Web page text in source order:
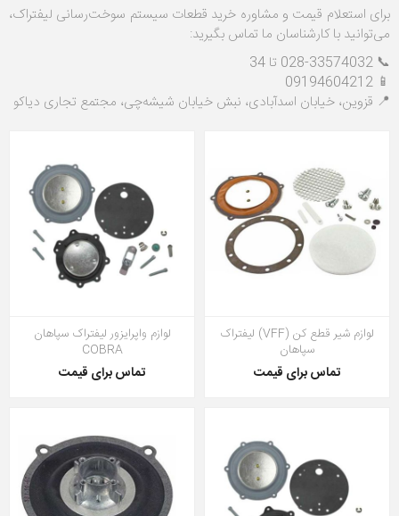
برای استعلام قیمت و مشاوره خرید قطعات سیستم سوخت‌رسانی لیفتراک،
می‌توانید با کارشناسان ما تماس بگیرید:
📞 028-33574032 تا 34
📱 09194604212
📍 قزوین، خیابان اسدآبادی، نبش خیابان شیشه‌چی، مجتمع تجاری دیاکو
لوازم شیر قطع کن (VFF) لیفتراک
سپاهان
تماس برای قیمت
لوازم واپرایزور لیفتراک سپاهان
COBRA
تماس برای قیمت